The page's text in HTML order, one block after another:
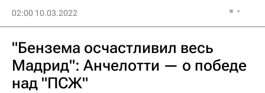
02:00 10.03.2022
"Бензема осчастливил весь
Мадрид": Анчелотти — о победе
над "ПСЖ"